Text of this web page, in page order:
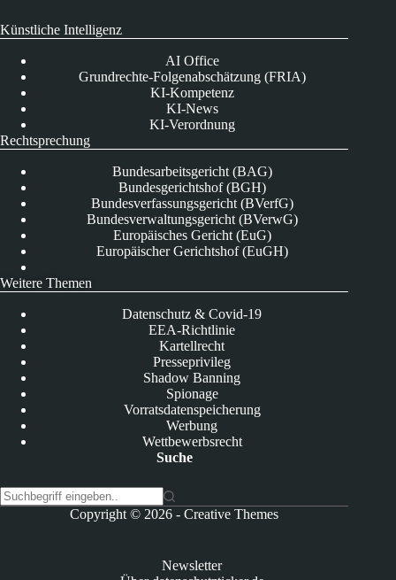
Künstliche Intelligenz
AI Office
Grundrechte-Folgenabschätzung (FRIA)
KI-Kompetenz
KI-News
KI-Verordnung
Rechtsprechung
Bundesarbeitsgericht (BAG)
Bundesgerichtshof (BGH)
Bundesverfassungsgericht (BVerfG)
Bundesverwaltungsgericht (BVerwG)
Europäisches Gericht (EuG)
Europäischer Gerichtshof (EuGH)
Weitere Themen
Datenschutz & Covid-19
EEA-Richtlinie
Kartellrecht
Presseprivileg
Shadow Banning
Spionage
Vorratsdatenspeicherung
Werbung
Wettbewerbsrecht
Suche
Copyright © 2026 -Creative Themes
Newsletter